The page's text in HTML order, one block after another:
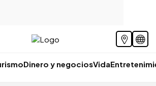
Dinero y negociosVida